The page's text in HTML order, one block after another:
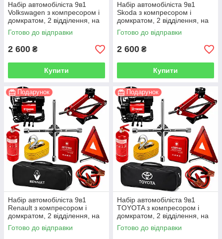
Набір автомобіліста 9в1
Volkswagen з компресором і
домкратом, 2 відділення, на
липучках, чорний
Готово до відправки
2 600 ₴
Купити
Набір автомобіліста 9в1
Skoda з компресором і
домкратом, 2 відділення, на
липучках, чорний
Готово до відправки
2 600 ₴
Купити
Подарунок
Набір автомобіліста 9в1
Renault з компресором і
домкратом, 2 відділення, на
липучках, чорний
Готово до відправки
Подарунок
Набір автомобіліста 9в1
TOYOTA з компресором і
домкратом, 2 відділення, на
липучках, чорний
Готово до відправки